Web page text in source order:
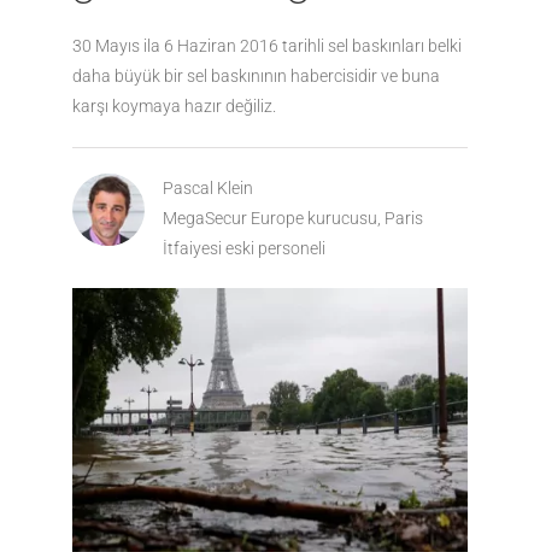
30 Mayıs ila 6 Haziran 2016 tarihli sel baskınları belki
daha büyük bir sel baskınının habercisidir ve buna
karşı koymaya hazır değiliz.
Pascal Klein
MegaSecur Europe kurucusu, Paris
İtfaiyesi eski personeli